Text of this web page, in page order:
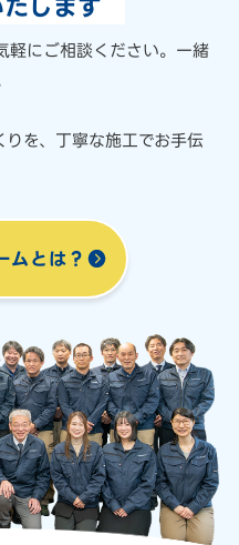
します
軽にご相談ください。 一緒
を、 丁寧な施工でお手伝
ムとは？